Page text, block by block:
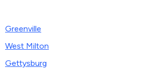
Greenville
West Milton
Gettysburg